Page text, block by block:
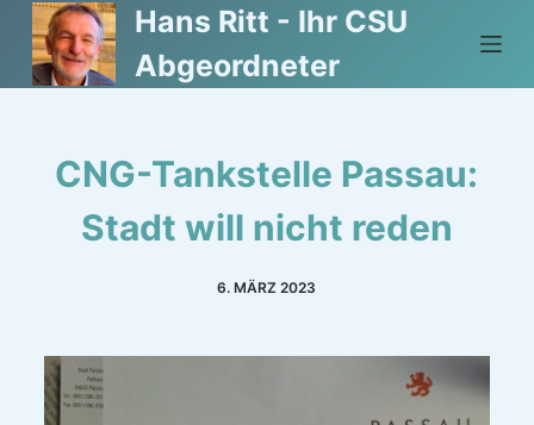
Z
u
m
Hans Ritt - Ihr CSU
Abgeordneter
CNG-Tankstelle Passau:
Stadt will nicht reden
6. MÄRZ 2023